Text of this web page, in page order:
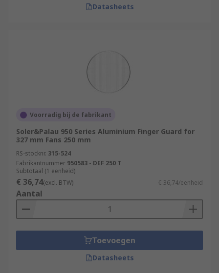
Datasheets
Voorradig bij de fabrikant
Soler&Palau 950 Series Aluminium Finger Guard for
327 mm Fans 250 mm
RS-stocknr. 315-524
Fabrikantnummer 950583 - DEF 250 T
Subtotaal (1 eenheid)
€ 36,74(excl. BTW) € 36,74/eenheid
Aantal
Toevoegen
Datasheets